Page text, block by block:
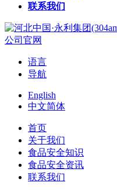
联系我们
语言
导航
English
中文简体
首页
关于我们
食品安全知识
食品安全资讯
联系我们